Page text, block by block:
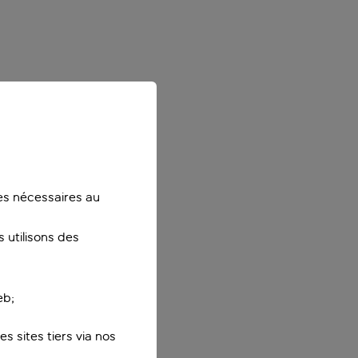
nécessaires au
utilisons des
sites tiers via nos